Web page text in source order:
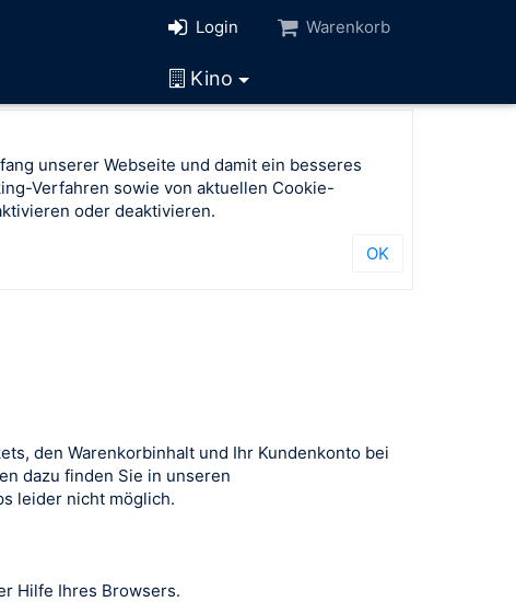
Login Warenkorb
Kino
unserer Webseite und damit ein besseres
Verfahren sowie von aktuellen Cookie-
oder deaktivieren.
OK
den Warenkorbinhalt und Ihr Kundenkonto bei
dazu finden Sie in unseren
leider nicht möglich.
Hilfe Ihres Browsers.